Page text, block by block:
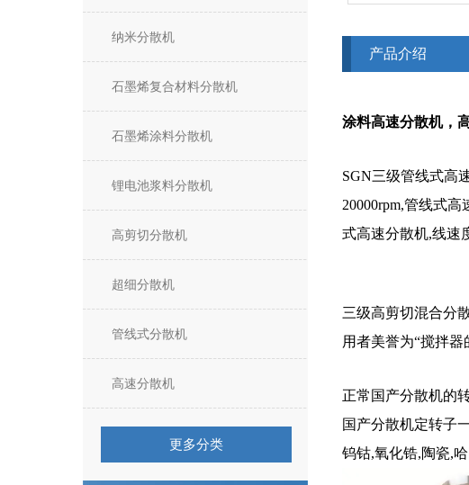
纳米分散机
石墨烯复合材料分散机
石墨烯涂料分散机
锂电池浆料分散机
高剪切分散机
超细分散机
管线式分散机
高速分散机
更多分类
产品介绍
涂料高速分散机，
SGN三级管线式高
20000rpm,管线式
式高速分散机,线速
三级高剪切混合分
用者美誉为“搅拌器
正常国产分散机的
国产分散机定转子
钨钴,氧化锆,陶瓷,